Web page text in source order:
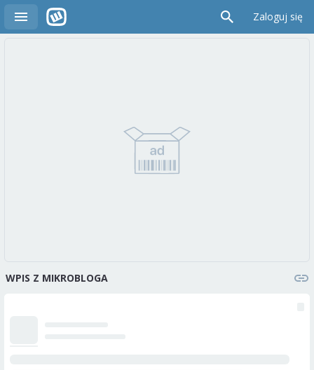
Zaloguj się
WPIS Z MIKROBLOGA